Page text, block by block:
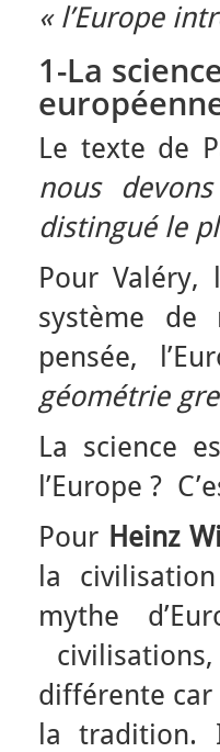
« l’Europe
1-La
Le texte de
nous
distingué le
Pour
système de
pensée,
géométrie
La science
l’Europe ?
Pour Heinz
la
mythe
civilisations,
différente car
la tradition.